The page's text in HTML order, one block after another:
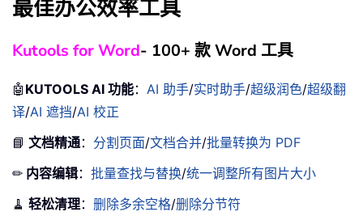
最佳办公效率工具
Kutools for Word- 100+ 款 Word 工具
🤖 KUTOOLS AI 功能： AI 助手/实时助手/超级润色/超级翻
译/AI 遮挡/AI 校正
📘 文档精通： 分割页面/文档合并/批量转换为 PDF
✏ 内容编辑： 批量查找与替换/统一调整所有图片大小
🧹 轻松清理： 删除多余空格/删除分节符